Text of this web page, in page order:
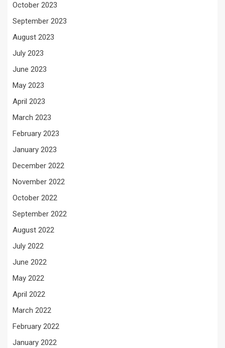
October 2023
September 2023
August 2023
July 2023
June 2023
May 2023
April 2023
March 2023
February 2023
January 2023
December 2022
November 2022
October 2022
September 2022
August 2022
July 2022
June 2022
May 2022
April 2022
March 2022
February 2022
January 2022